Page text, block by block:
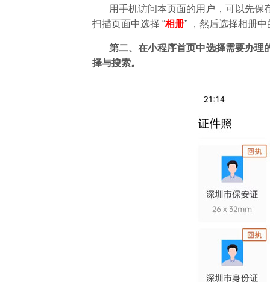
用手机访问本页面的用户，可以先保
扫描页面中选择 “相册” ，然后选择相册
第二、在小程序首页中选择需要办理
择与搜索。